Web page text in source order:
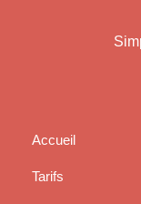
Accueil
Tarifs